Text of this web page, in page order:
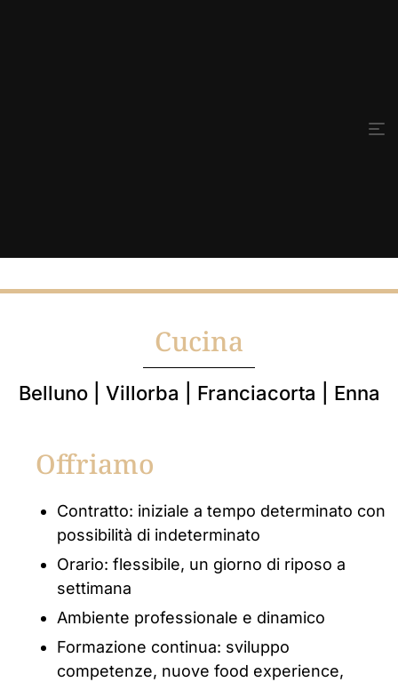
Cucina
Belluno | Villorba | Franciacorta | Enna
Offriamo
Contratto: iniziale a tempo determinato con
possibilità di indeterminato
Orario: flessibile, un giorno di riposo a
settimana
Ambiente professionale e dinamico
Formazione continua: sviluppo
competenze, nuove food experience,